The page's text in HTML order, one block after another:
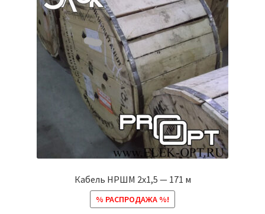
Кабель НРШМ 2х1,5 — 171 м
% РАСПРОДАЖА %!